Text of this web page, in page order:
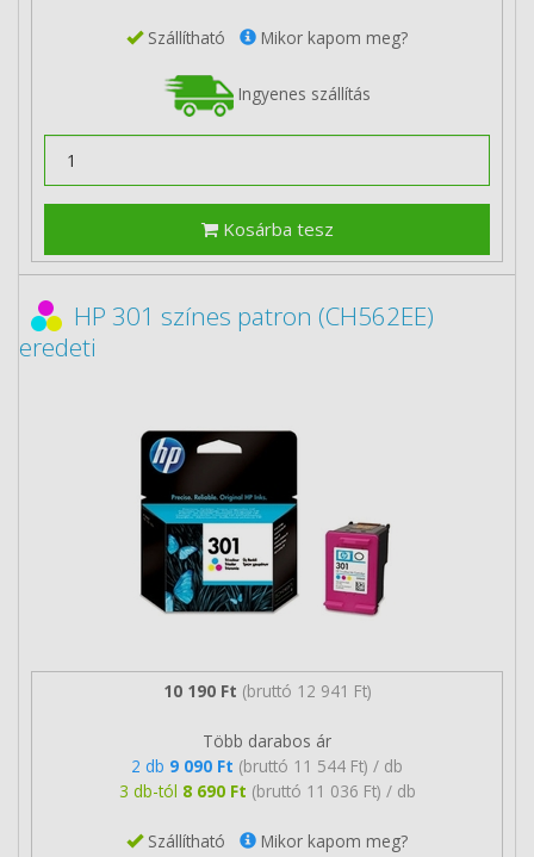
Szállítható Mikor kapom meg?
Ingyenes szállítás
Kosárba tesz
HP 301 színes patron (CH562EE)
eredeti
10 190 Ft (bruttó 12 941 Ft)
Több darabos ár
2 db 9 090 Ft (bruttó 11 544 Ft) / db
3 db-tól 8 690 Ft (bruttó 11 036 Ft) / db
Szállítható Mikor kapom meg?